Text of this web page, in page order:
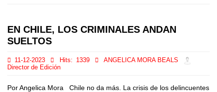
EN CHILE, LOS CRIMINALES ANDAN
SUELTOS
11-12-2023 Hits: 1339
ANGELICA MORA BEALS
Director de Edición
Por Angelica Mora Chile no da más. La crisis de los delincuentes